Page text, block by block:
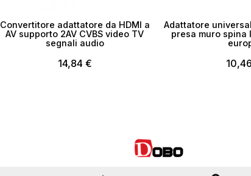
Convertitore adattatore da HDMI a
AV supporto 2AV CVBS video TV
segnali audio
14,84 €
Adattatore
presa muro spina